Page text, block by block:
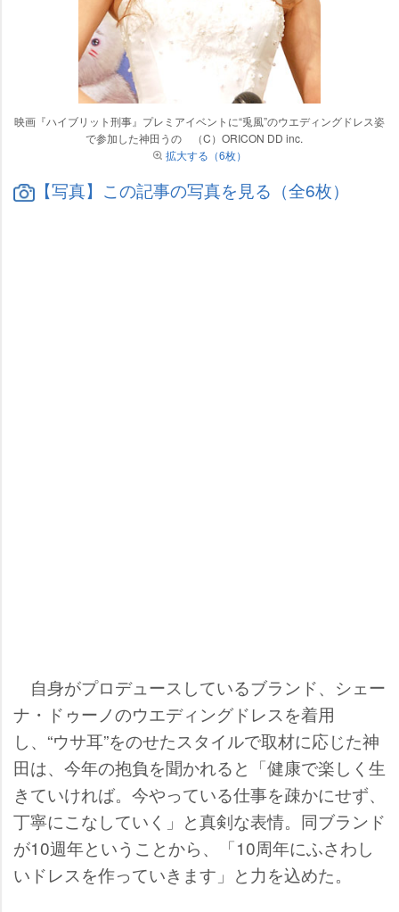
映画『ハイブリット刑事』プレミアイベントに“兎風”のウエディングドレス姿
で参加した神田うの （C）ORICON DD inc.
拡大する（6枚）
【写真】この記事の写真を見る（全6枚）
自身がプロデュースしているブランド、シェー
ナ・ドゥーノのウエディングドレスを着用
し、“ウサ耳”をのせたスタイルで取材に応じた神
田は、今年の抱負を聞かれると「健康で楽しく生
きていければ。今やっている仕事を疎かにせず、
丁寧にこなしていく」と真剣な表情。同ブランド
が10週年ということから、「10周年にふさわし
いドレスを作っていきます」と力を込めた。